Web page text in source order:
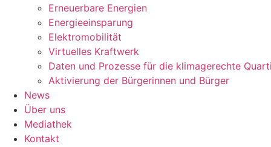
Erneuerbare Energien
Energieeinsparung
Elektromobilität
Virtuelles Kraftwerk
Daten und Prozesse für die klimagerechte
Aktivierung der Bürgerinnen und Bürger
News
Über uns
Mediathek
Kontakt